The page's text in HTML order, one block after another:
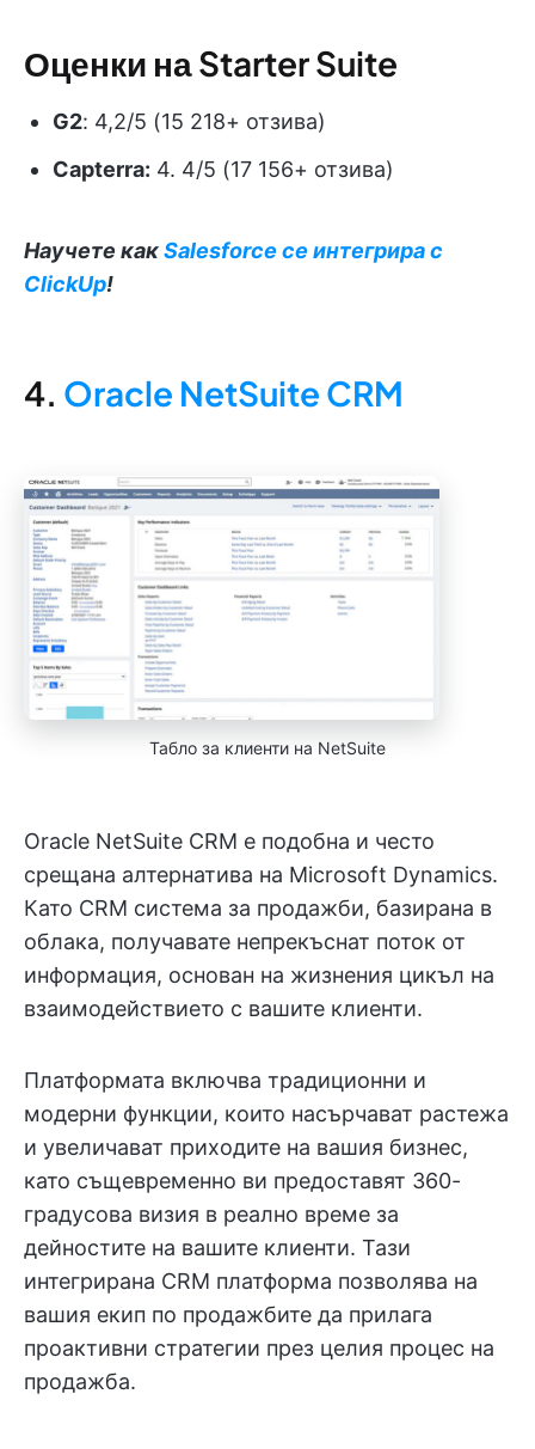
Оценки на Starter Suite
G2: 4,2/5 (15 218+ отзива)
Capterra: 4. 4/5 (17 156+ отзива)
Научете какSalesforce се интегрира с
ClickUp!
4. Oracle NetSuite CRM
Табло за клиенти на NetSuite
Oracle NetSuite CRM е подобна и често
срещана алтернатива на Microsoft Dynamics.
Като CRM система за продажби, базирана в
облака, получавате непрекъснат поток от
информация, основан на жизнения цикъл на
взаимодействието с вашите клиенти.
Платформата включва традиционни и
модерни функции, които насърчават растежа
и увеличават приходите на вашия бизнес,
като същевременно ви предоставят 360-
градусова визия в реално време за
дейностите на вашите клиенти. Тази
интегрирана CRM платформа позволява на
вашия екип по продажбите да прилага
проактивни стратегии през целия процес на
продажба.